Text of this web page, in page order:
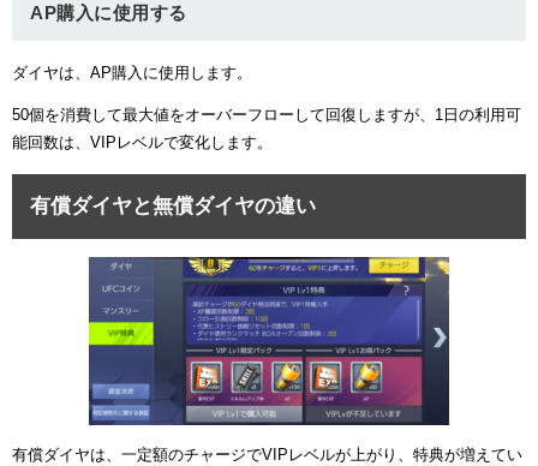
AP購入に使用する
ダイヤは、AP購入に使用します。
50個を消費して最大値をオーバーフローして回復しますが、1日の利用可
能回数は、VIPレベルで変化します。
有償ダイヤと無償ダイヤの違い
有償ダイヤは、一定額のチャージでVIPレベルが上がり、特典が増えてい